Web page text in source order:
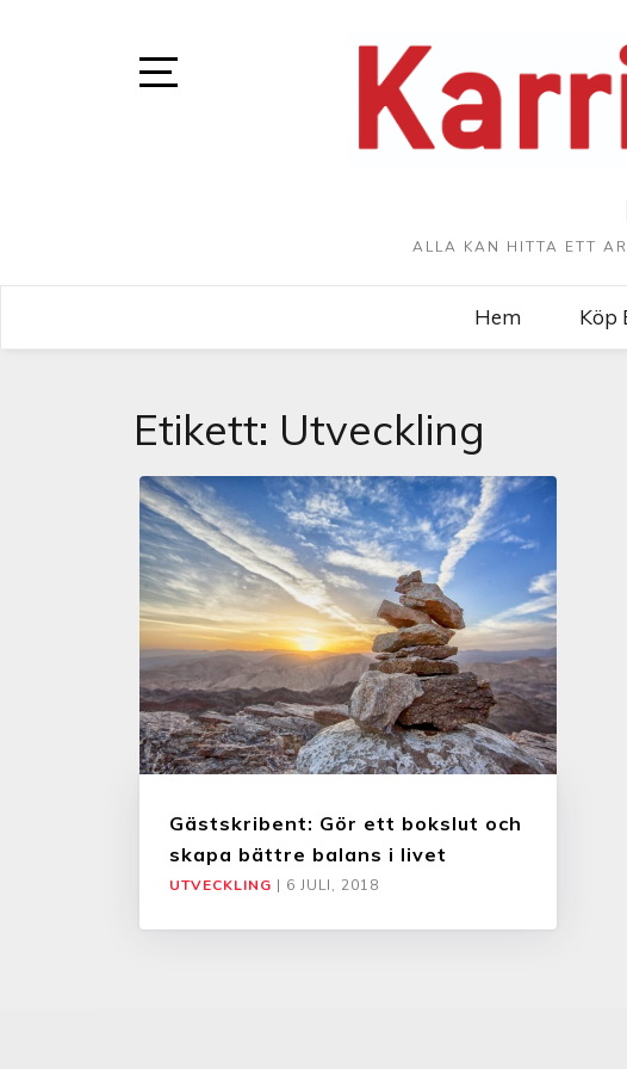
ALLA KAN HITTA ETT
Hem Köp
Etikett: Utveckling
Gästskribent: Gör ett bokslut och
skapa bättre balans i livet
UTVECKLING | 6 JULI, 2018